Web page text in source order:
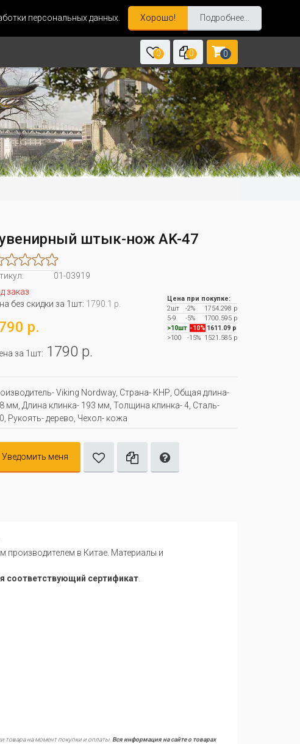
персональных данных. Хорошо! Подробнее...
0 0 0
штык-нож AK-47
01-03919
заказ
без скидки за 1шт: 1790.1 р.
р.
за 1шт: 1790 р.
Цена при покупке:
2шт
-2%
1754.298 р
5-9
-5%
1700.595 р
>10шт -10% 1611.09 р
>100
-15%1521.585 р
Viking Nordway, Страна- КНР, Oбщая длина-
мм, Длина клинка- 193 мм, Толщина клинка- 4, Сталь-
Рукоять- дерево, Чехол- кожа
Уведомить меня
производителем в Китае. Материалы и
соответствующий сертификат.
товара на момент покупки и оплаты.Вся информация на сайте о товарах